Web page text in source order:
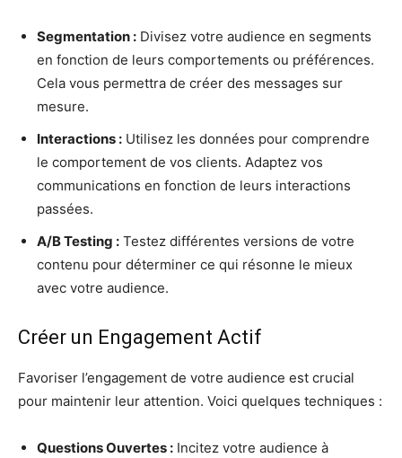
Segmentation : Divisez votre audience en segments
en fonction de leurs comportements ou préférences.
Cela vous permettra de créer des messages sur
mesure.
Interactions : Utilisez les données pour comprendre
le comportement de vos clients. Adaptez vos
communications en fonction de leurs interactions
passées.
A/B Testing : Testez différentes versions de votre
contenu pour déterminer ce qui résonne le mieux
avec votre audience.
Créer un Engagement Actif
Favoriser l’engagement de votre audience est crucial
pour maintenir leur attention. Voici quelques techniques :
Questions Ouvertes : Incitez votre audience à